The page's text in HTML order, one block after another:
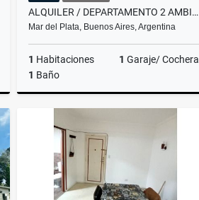
ALQUILER / DEPARTAMENTO 2 AMBIENTES / SIERRA DE LOS PADRES
Mar del Plata, Buenos Aires, Argentina
1 Habitaciones 1 Garaje/ Cochera
1 Baño